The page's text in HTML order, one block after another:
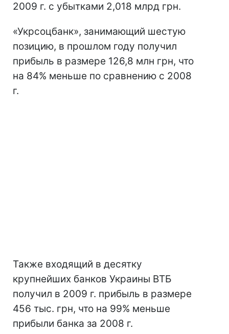
2009 г. с убытками 2,018 млрд грн.
«Укрсоцбанк», занимающий шестую
позицию, в прошлом году получил
прибыль в размере 126,8 млн грн, что
на 84% меньше по сравнению с 2008
г.
Также входящий в десятку
крупнейших банков Украины ВТБ
получил в 2009 г. прибыль в размере
456 тыс. грн, что на 99% меньше
прибыли банка за 2008 г.